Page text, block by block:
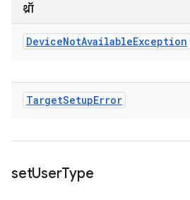
थ्रॉ
DeviceNotAvailableException
TargetSetupError
setUserType